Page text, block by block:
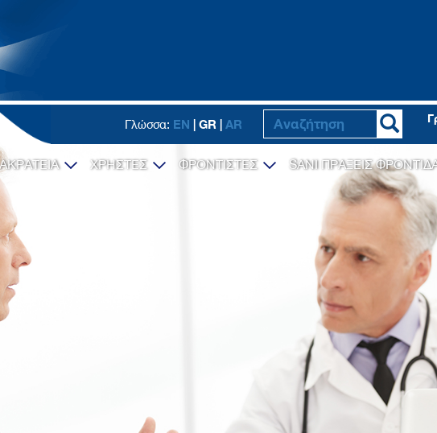
Γλώσσα: EN | GR | AR
ΧΡΗΣΤΕΣ ΦΡΟΝΤΙΣΤΕΣ SANI ΠΡΑΞΕΙΣ